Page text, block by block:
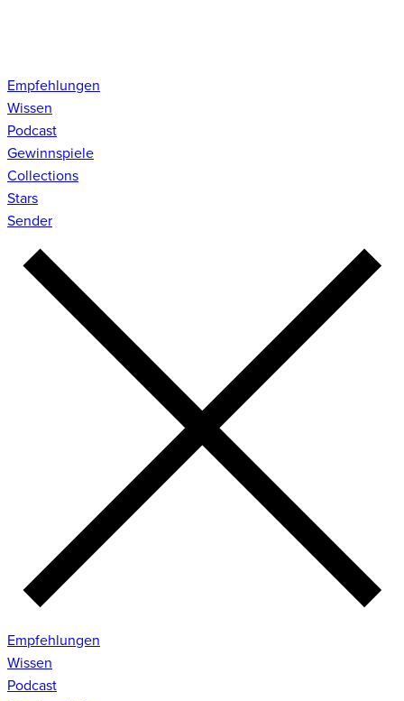
Empfehlungen
Wissen
Podcast
Gewinnspiele
Collections
Stars
Sender
Empfehlungen
Wissen
Podcast